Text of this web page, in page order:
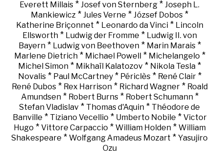
Everett Millais * Josef von Sternberg * Joseph L.
Mankiewicz * Jules Verne * József Dobos *
Katherine Briçonnet * Leonardo da Vinci* Lincoln
Ellsworth* Ludwig der Fromme * Ludwig II. von
Bayern* Ludwig von Beethoven* Marin Marais*
Marlene Dietrich* Michael Powell* Michelangelo *
Michel Simon * Mikhaïl Kalatozov * Nikola Tesla *
Novalis* Paul McCartney* Périclès* René Clair*
René Dubos* Rex Harrison* Richard Wagner* Roald
Amundsen* Robert Burns* Robert Schumann*
Stefan Vladislav * Thomas d'Aquin * Théodore de
Banville * Tiziano Vecellio * Umberto Nobile * Victor
Hugo * Vittore Carpaccio * William Holden* William
Shakespeare * Wolfgang Amadeus Mozart * Yasujiro
Ozu